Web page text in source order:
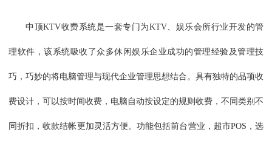
中顶KTV收费系统是一套专门为KTV、娱乐会所行业开发的管
理软件，该系统吸收了众多休闲娱乐企业成功的管理经验及管理技
巧，巧妙的将电脑管理与现代企业管理思想结合。具有独特的品项收
费设计，可以按时间收费，电脑自动按设定的规则收费，不同类别不
同折扣，收款结帐更加灵活方便。功能包括前台营业，超市POS，选